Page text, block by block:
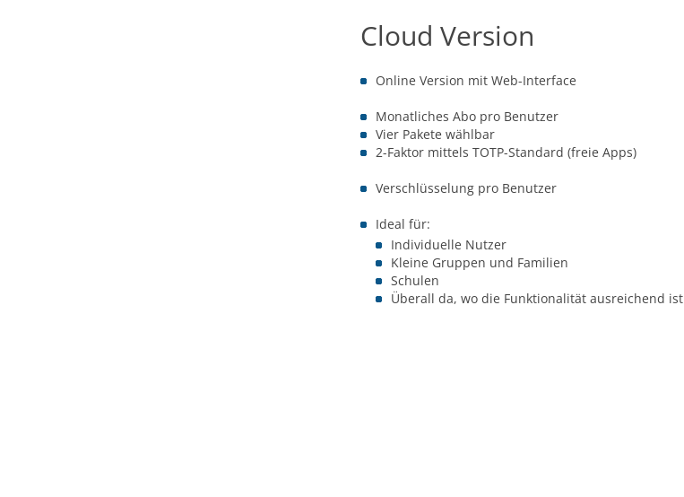
Cloud Version
Online Version mit Web-Interface
Monatliches Abo pro Benutzer
Vier Pakete wählbar
2-Faktor mittels TOTP-Standard (freie Apps)
Verschlüsselung pro Benutzer
Ideal für:
Individuelle Nutzer
Kleine Gruppen und Familien
Schulen
Überall da, wo die Funktionalität ausreichend ist